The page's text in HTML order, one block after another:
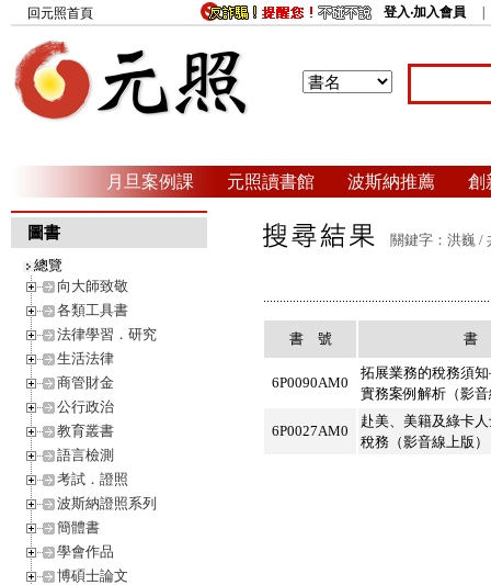
回元照首頁 登入‧加入會員
月旦案例課 元照讀書館 波斯納推薦 創
圖書
總覽
向大師致敬
各類工具書
法律學習．研究
生活法律
商管財金
公行政治
教育叢書
語言檢測
考試．證照
波斯納證照系列
簡體書
學會作品
博碩士論文
關鍵字：洪巍 /
書 號 書
6P0090AM0
拓展業務的稅務須
實務案例解析（影
6P0027AM0
赴美、美籍及綠卡
稅務（影音線上版）